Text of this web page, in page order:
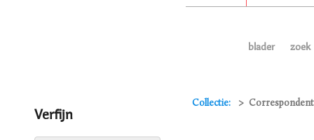
blader zoek
Collectie:
Verfijn